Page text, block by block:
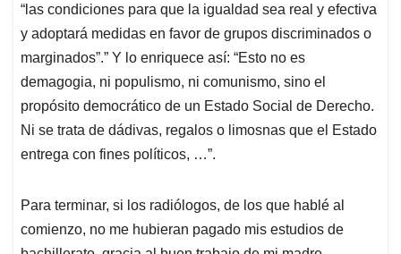
“las condiciones para que la igualdad sea real y efectiva
y adoptará medidas en favor de grupos discriminados o
marginados”.” Y lo enriquece así: “Esto no es
demagogia, ni populismo, ni comunismo, sino el
propósito democrático de un Estado Social de Derecho.
Ni se trata de dádivas, regalos o limosnas que el Estado
entrega con fines políticos, …”.
Para terminar, si los radiólogos, de los que hablé al
comienzo, no me hubieran pagado mis estudios de